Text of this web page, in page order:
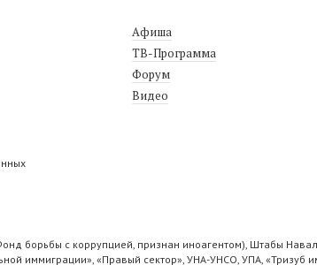
Афиша
ТВ-Программа
Форум
Видео
борьбы с коррупцией, признан иноагентом), Штабы
иммиграции», «Правый сектор», УНА-УНСО, УПА, «Тризуб